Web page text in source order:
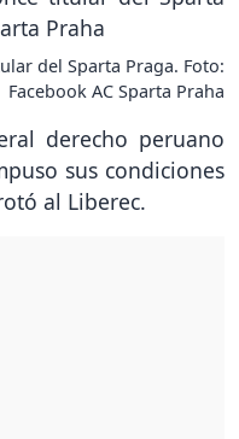
del Sparta Praga. Foto:
Facebook AC Sparta Praha
derecho peruano
sus condiciones
al Liberec.